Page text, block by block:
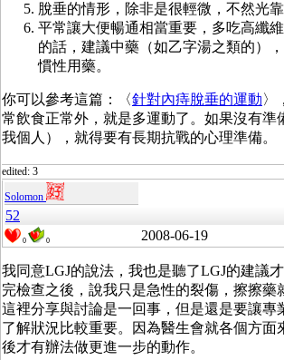
脫垂的情形，除非是很輕微，不然光靠
平常讓大便暢通相當重要，多吃高纖
的話，建議中藥（如乙字湯之類的）
慣性用藥。
你可以參考這篇：〈針對內痔脫垂的運動〉
常飲食正常外，就是多運動了。如果沒有準
我個人），就得要有長期抗戰的心理準備。
edited: 3
Solomon
52
0 0 2008-06-19
我同意LGJ的說法，我也是聽了LGJ的建議
完檢查之後，說我只是急性的裂傷，擦擦藥
這裡分享與討論是一回事，但是還是要讓專
了解狀況比較重要。因為醫生會就各個方面
後才有辦法做更進一步的動作。